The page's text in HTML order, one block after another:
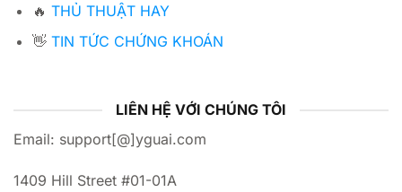
🔥 THỦ THUẬT HAY
👋 TIN TỨC CHỨNG KHOÁN
LIÊN HỆ VỚI CHÚNG TÔI
Email: support[@]yguai.com
1409 Hill Street #01-01A